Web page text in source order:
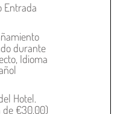
Entrada
durante
Idioma
Hotel.
de €30.00)